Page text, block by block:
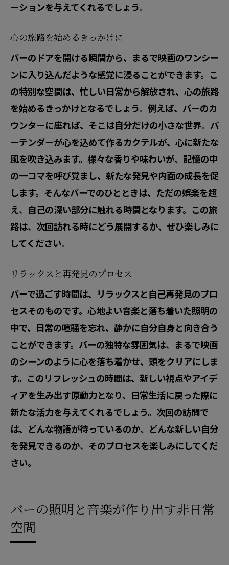
ーションを与えてくれるでしょう。
心の旅路を始めるきっかけに
バーのドアを開ける瞬間から、まるで映画のワンシー
ンに入り込んだような感覚に浸ることができます。こ
の特別な空間は、忙しい日常から解放され、心の旅路
を始めるきっかけとなるでしょう。例えば、バーのカ
ウンターに座れば、そこは自分だけの小さな世界。バ
ーテンダーが心を込めて作るカクテルが、心に新たな
風を吹き込みます。様々な香りや味わいが、記憶の中
の一コマを呼び覚まし、新たな発見や内面の成長を促
します。そんなバーでのひとときは、ただの娯楽を超
え、自己の深い部分に触れる時間となります。この旅
路は、次回訪れる時にどう展開するか、ぜひ楽しみに
してください。
リラックスと再発見のプロセス
バーで過ごす時間は、リラックスと自己再発見のプロ
セスそのものです。心地よい音楽と落ち着いた照明の
中で、日常の喧騒を忘れ、静かに自分自身と向き合う
ことができます。バーの独特な雰囲気は、まるで映画
のシーンのように心を落ち着かせ、頭をクリアにしま
す。このリフレッシュの時間は、新しい視点やアイデ
ィアを生み出す原動力となり、日常生活に戻った際に
新たな活力を与えてくれるでしょう。次回の訪問で
は、どんな物語が待っているのか、どんな新しい自分
を発見できるのか、そのプロセスを楽しみにしてくだ
さい。
バーの照明と音楽が作り出す非日常
空間